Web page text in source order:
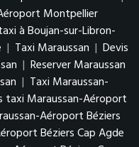
Montpellier
à Boujan-sur-Libron-
| Taxi Maraussan | Devis
| Reserver Maraussan
| Taxi Maraussan-
taxi Maraussan-Aéroport
Aéroport Béziers
Béziers Cap Agde